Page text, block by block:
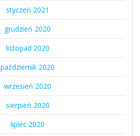
styczeń 2021
grudzień 2020
listopad 2020
październik 2020
wrzesień 2020
sierpień 2020
lipiec 2020